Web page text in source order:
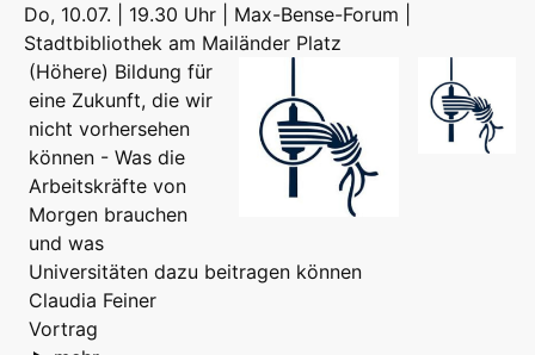
Do, 10.07. | 19.30 Uhr | Max-Bense-Forum |
Stadtbibliothek am Mailänder Platz
(Höhere) Bildung für
eine Zukunft, die wir
nicht vorhersehen
können - Was die
Arbeitskräfte von
Morgen brauchen
und was
Universitäten dazu beitragen können
Claudia Feiner
Vortrag